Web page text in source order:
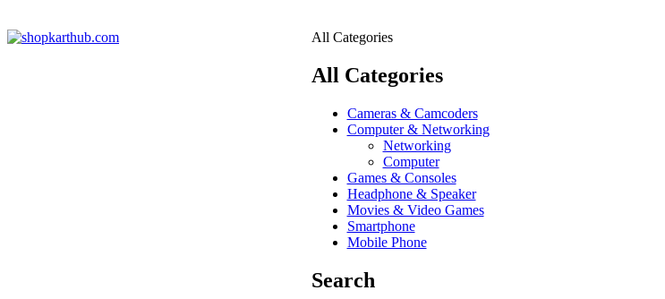
All Categories
All Categories
Cameras & Camcoders
Computer & Networking
Networking
Computer
Games & Consoles
Headphone & Speaker
Movies & Video Games
Smartphone
Mobile Phone
Search